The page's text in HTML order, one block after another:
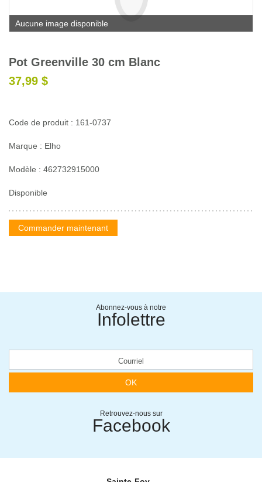
Emplois
Service à la clientèle
Nous joindre
Aucune image disponible
Pot Greenville 30 cm Blanc
37,99 $
Code de produit : 161-0737
Marque : Elho
Modèle : 462732915000
Disponible
Commander maintenant
Abonnez-vous à notre
Infolettre
OK
Retrouvez-nous sur
Facebook